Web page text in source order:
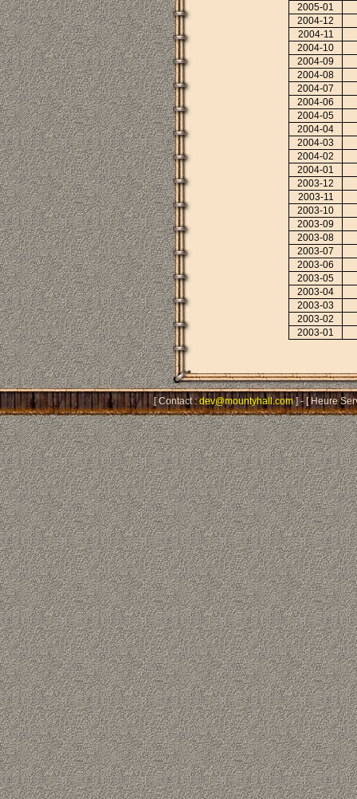
2005-01
2004-12
2004-11
2004-10
2004-09
2004-08
2004-07
2004-06
2004-05
2004-04
2004-03
2004-02
2004-01
2003-12
2003-11
2003-10
2003-09
2003-08
2003-07
2003-06
2003-05
2003-04
2003-03
2003-02
2003-01
[ Contact :dev@mountyhall.com] - [ Heure